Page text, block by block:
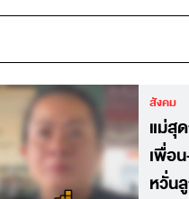
ทีทีบี ผู้นำเรื่องเงินฝา
สังคม
แม่สุ
เพื่อ
หวั่น